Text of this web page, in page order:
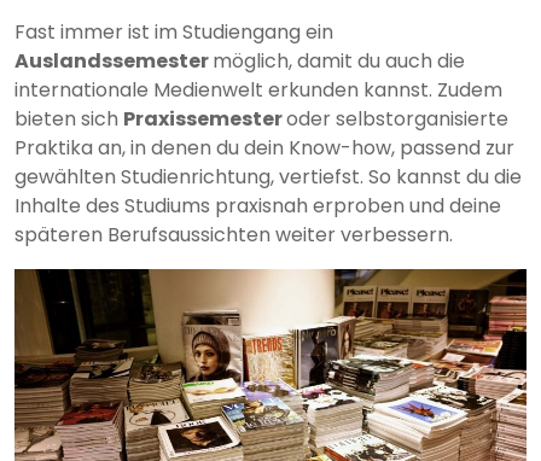
Fast immer ist im Studiengang ein
Auslandssemestermöglich, damit du auch die
internationale Medienwelt erkunden kannst. Zudem
bieten sich Praxissemesteroder selbstorganisierte
Praktika an, in denen du dein Know-how, passend zur
gewählten Studienrichtung, vertiefst. So kannst du die
Inhalte des Studiums praxisnah erproben und deine
späteren Berufsaussichten weiter verbessern.